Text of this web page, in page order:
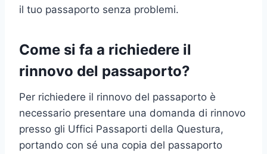
il tuo passaporto senza problemi.
Come si fa a richiedere il
rinnovo del passaporto?
Per richiedere il rinnovo del passaporto è
necessario presentare una domanda di rinnovo
presso gli Uffici Passaporti della Questura,
portando con sé una copia del passaporto